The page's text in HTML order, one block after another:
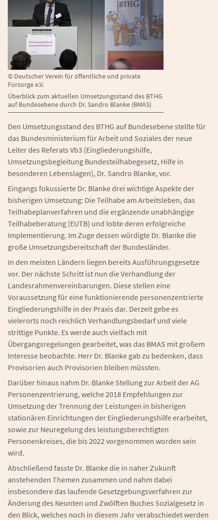
© Deutscher Verein für öffentliche und private
Fürsorge e.V.
Überblick zum aktuellen Umsetzungsstand des BTHG
auf Bundesebene durch Dr. Sandro Blanke (BMAS)
Den Umsetzungsstand des BTHG auf Bundesebene stellte für
das Bundesministerium für Arbeit und Soziales der neue
Leiter des Referats Vb3 (Eingliederungshilfe,
Umsetzungsbegleitung Bundesteilhabegesetz, Hilfe in
besonderen Lebenslagen), Dr. Sandro Blanke, vor.
Eingangs fokussierte Dr. Blanke drei wichtige Aspekte der
bisherigen Umsetzung: Die Teilhabe am Arbeitsleben, das
Teilhabeplanverfahren und die ergänzende unabhängige
Teilhabeberatung (EUTB) und lobte deren erfolgreiche
Implementierung. Im Zuge dessen würdigte Dr. Blanke die
große Umsetzungsbereitschaft der Bundesländer.
In den meisten Ländern liegen bereits Ausführungsgesetze
vor. Der nächste Schritt ist nun die Verhandlung der
Landesrahmenvereinbarungen. Diese stellen eine
Voraussetzung für eine funktionierende personenzentrierte
Eingliederungshilfe in der Praxis dar. Derzeit gebe es
vielerorts noch reichlich Verhandlungsbedarf und viele
strittige Punkte. Es werde auch vielfach mit
Übergangsregelungen gearbeitet, was das BMAS mit großem
Interesse beobachte. Herr Dr. Blanke gab zu bedenken, dass
Provisorien auch Provisorien bleiben müssten.
Darüber hinaus nahm Dr. Blanke Stellung zur Arbeit der AG
Personenzentrierung, welche 2018 Empfehlungen zur
Umsetzung der Trennung der Leistungen in bisherigen
stationären Einrichtungen der Eingliederungshilfe erarbeitet,
sowie zur Neuregelung des leistungsberechtigten
Personenkreises, die bis 2022 vorgenommen worden sein
wird.
Abschließend fasste Dr. Blanke die in naher Zukunft
anstehenden Themen zusammen und nahm dabei
insbesondere das laufende Gesetzgebungsverfahren zur
Änderung des Neunten und Zwölften Buches Sozialgesetz in
den Blick, welches noch in diesem Jahr verabschiedet werden